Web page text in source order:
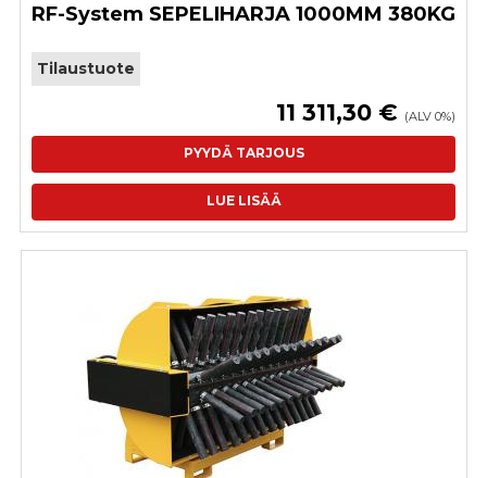
RF-System SEPELIHARJA 1000MM 380KG
Tilaustuote
11 311,30 € (ALV 0%)
PYYDÄ TARJOUS
LUE LISÄÄ